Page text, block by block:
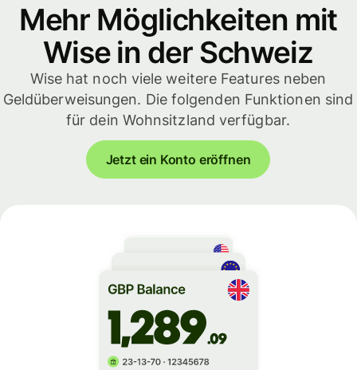
Mehr Möglichkeiten mit
Wise in der Schweiz
Wise hat noch viele weitere Features neben
Geldüberweisungen. Die folgenden Funktionen sind
für dein Wohnsitzland verfügbar.
Jetzt ein Konto eröffnen